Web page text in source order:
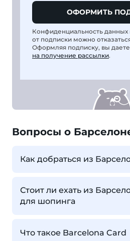
ОФОРМИТЬ
Конфиденциальность данных
от подписки можно
Оформляя подписку, вы даете
на получение рассылки.
Вопросы о
Как добраться из
Стоит ли ехать из
для шопинга
Что такое Barcelona Card